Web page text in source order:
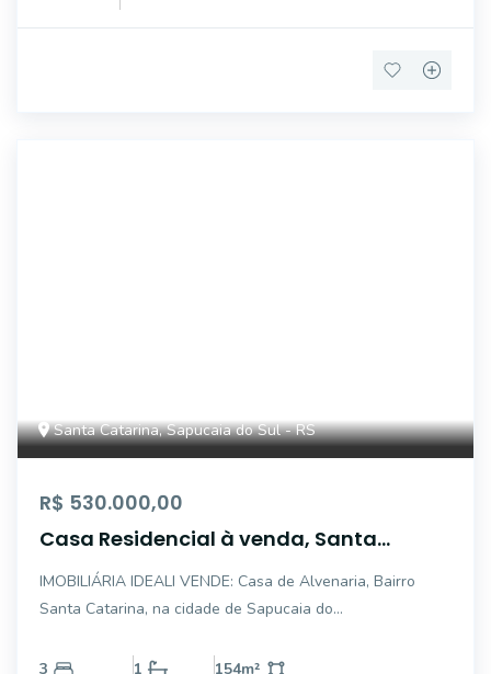
Santa Catarina, Sapucaia do Sul - RS
R$ 530.000,00
Casa Residencial à venda, Santa
IMOBILIÁRIA IDEALI VENDE: Casa de Alvenaria, Bairro
Santa Catarina, na cidade de Sapucaia do
jantar, cozinha, 1 banheiro, área de serviço, e vaga de
3 1 154m²